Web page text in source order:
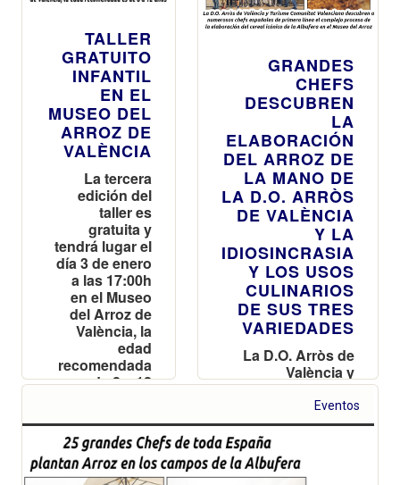
TALLER
GRATUITO
INFANTIL
EN EL
MUSEO DEL
ARROZ DE
VALÈNCIA
La tercera
edición del
taller es
gratuita y
tendrá lugar el
día 3 de enero
a las 17:00h
en el Museo
del Arroz de
València, la
edad
recomendada
es de 8 a 12
GRANDES
CHEFS
DESCUBREN
LA
ELABORACIÓN
DEL ARROZ DE
LA MANO DE
LA D.O. ARRÒS
DE VALÈNCIA
Y LA
IDIOSINCRASIA
Y LOS USOS
CULINARIOS
DE SUS TRES
VARIEDADES
La D.O. Arròs de
València y
Turisme
Comunitat
Valenciana
descubren a
numerosos chefs
españoles de
Eventos